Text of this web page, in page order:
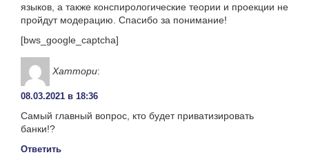
языков, а также конспирологические теории и проекции не
пройдут модерацию. Спасибо за понимание!
[bws_google_captcha]
Хаттори:
08.03.2021 в 18:36
Самый главный вопрос, кто будет приватизировать
банки!?
Ответить